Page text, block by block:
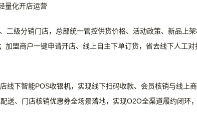
量化开店运营
二级分销门店，总部统一管控供货价格、活动政策、新品上
加盟商户一键申请开店、线上自主下单订货，省去线下人工
线下智能POS收银机，实现线下扫码收款、会员核销与线上商
送、门店核销优惠券全场景落地，实现O2O全渠道履约闭环